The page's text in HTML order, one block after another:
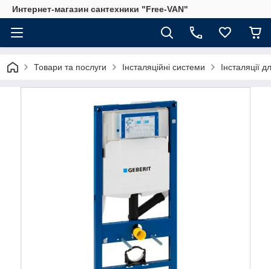
Интернет-магазин сантехники "Free-VAN"
Товари та послуги Інсталяційні системи Інсталяції